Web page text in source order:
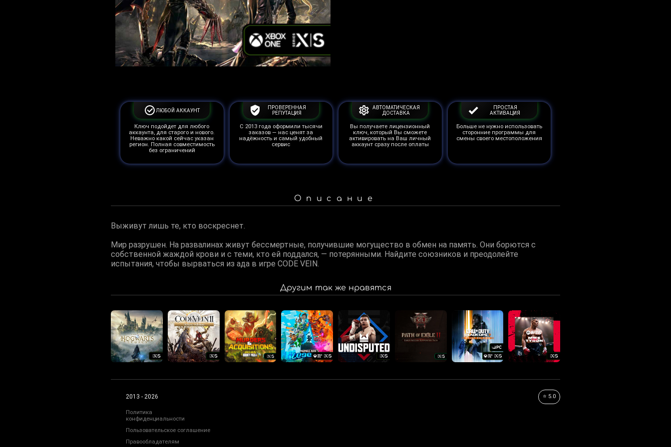
ЛЮБОЙ АККАУНТ
Ключ подойдет для любого
аккаунта, для старого и нового.
Неважно какой сейчас указан
регион. Полная совместимость
без ограничений
ПРОВЕРЕННАЯ
РЕПУТАЦИЯ
С 2013 года оформили тысячи
заказов — нас ценят за
надёжность и самый удобный
сервис
АВТОМАТИЧЕСКАЯ
ДОСТАВКА
Вы получаете лицензионный
ключ, который Вы сможете
активировать на Ваш личный
аккаунт сразу после оплаты
ПРОСТАЯ
АКТИВАЦИЯ
Больше не нужно использовать
сторонние программы для
смены своего местоположения
Описание
Выживут лишь те, кто воскреснет.
Мир разрушен. На развалинах живут бессмертные, получившие могущество в обмен на память. Они борются с
собственной жаждой крови и с теми, кто ей поддался, — потерянными. Найдите союзников и преодолейте
испытания, чтобы вырваться из ада в игре CODE VEIN.
Другим так же нравятся
2013 - 2026 ⭐ 5.0
Политика
конфиденциальности
Пользовательское соглашение
Правообладателям